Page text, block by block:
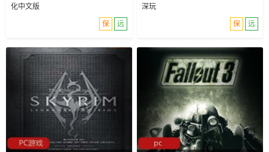
化中文版
保
远
深玩
保
远